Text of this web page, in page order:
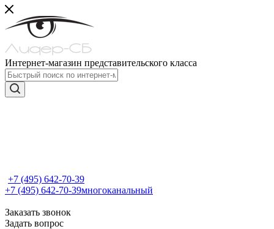
Интернет-магазин представительского класса
+7 (495) 642-70-39
+7 (495) 642-70-39многоканальный
Заказать звонок
Задать вопрос